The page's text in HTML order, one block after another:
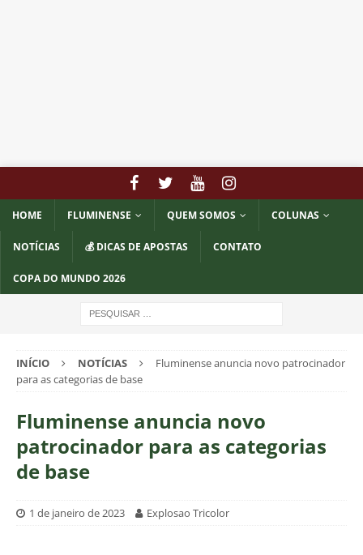
HOME FLUMINENSE QUEM SOMOS COLUNAS
NOTÍCIAS 💰 DICAS DE APOSTAS CONTATO
COPA DO MUNDO 2026
INÍCIO NOTÍCIAS
Fluminense anuncia novo patrocinador
para as categorias de base
Fluminense anuncia novo
patrocinador para as categorias
de base
1 de janeiro de 2023 Explosao Tricolor